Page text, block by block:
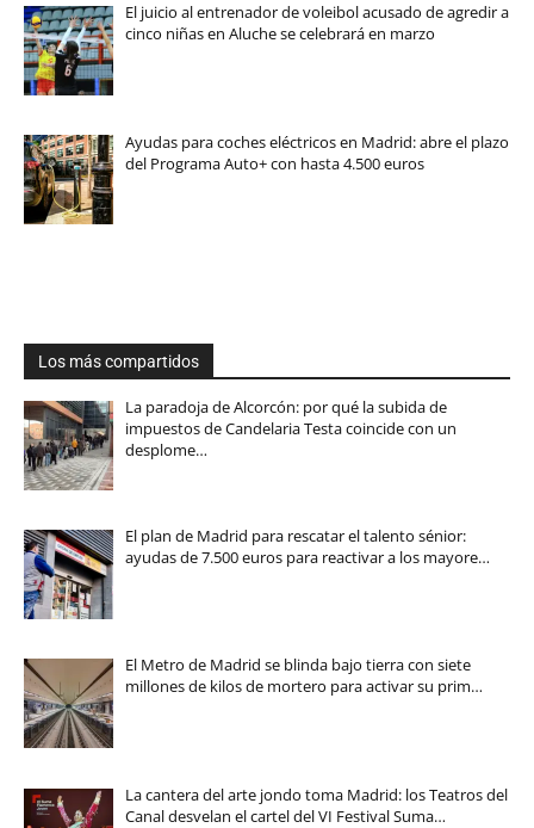
El juicio al entrenador de voleibol acusado de agredir a
cinco niñas en Aluche se celebrará en marzo
Ayudas para coches eléctricos en Madrid: abre el plazo
del Programa Auto+ con hasta 4.500 euros
Los más compartidos
La paradoja de Alcorcón: por qué la subida de
impuestos de Candelaria Testa coincide con un
desplome…
El plan de Madrid para rescatar el talento sénior:
ayudas de 7.500 euros para reactivar a los mayore…
El Metro de Madrid se blinda bajo tierra con siete
millones de kilos de mortero para activar su prim…
La cantera del arte jondo toma Madrid: los Teatros del
Canal desvelan el cartel del VI Festival Suma…